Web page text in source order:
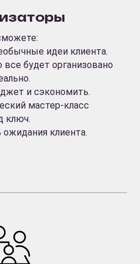
идеи клиента.
будет организовано
и сэкономить.
мастер-класс
ключ.
клиента.